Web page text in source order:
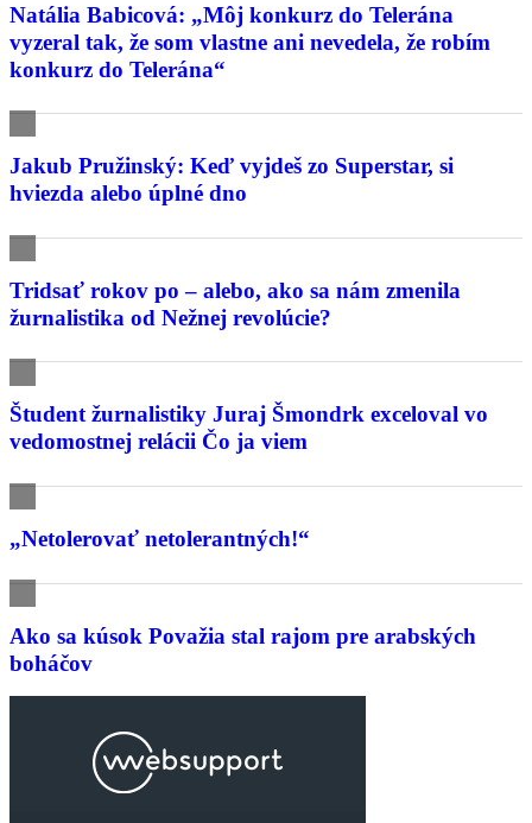
Natália Babicová: „Môj konkurz do Telerána
vyzeral tak, že som vlastne ani nevedela, že robím
konkurz do Telerána“
Jakub Pružinský: Keď vyjdeš zo Superstar, si
hviezda alebo úplné dno
Tridsať rokov po – alebo, ako sa nám zmenila
žurnalistika od Nežnej revolúcie?
Študent žurnalistiky Juraj Šmondrk exceloval vo
vedomostnej relácii Čo ja viem
„Netolerovať netolerantných!“
Ako sa kúsok Považia stal rajom pre arabských
boháčov